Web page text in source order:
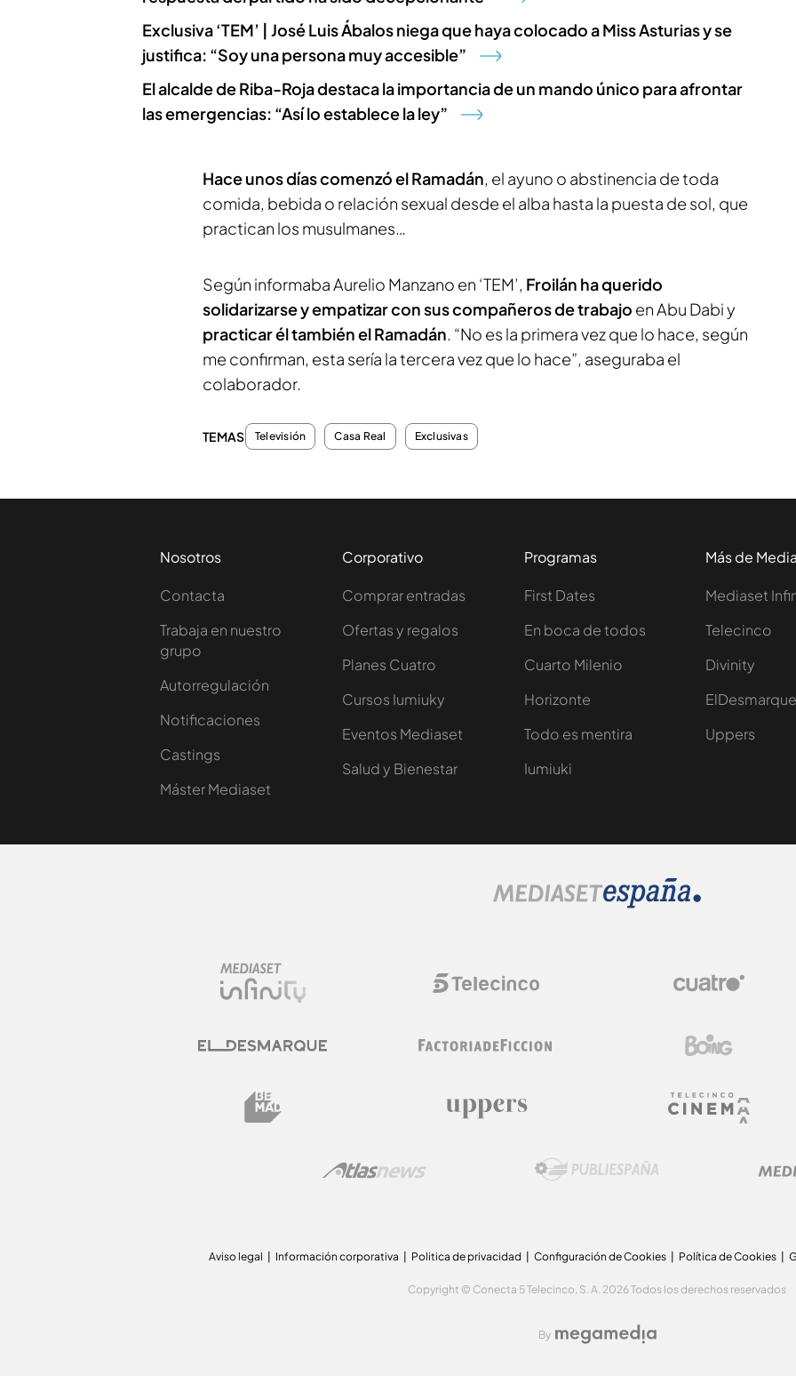
Exclusiva ‘TEM’ | José Luis Ábalos niega que haya colocado a Miss Asturias y se
justifica: “Soy una persona muy accesible”
El alcalde de Riba-Roja destaca la importancia de un mando único para afrontar
las emergencias: “Así lo establece la ley”
Hace unos días comenzó el Ramadán, el ayuno o abstinencia de toda
comida, bebida o relación sexual desde el alba hasta la puesta de sol, que
practican los musulmanes…
Según informaba Aurelio Manzano en ‘TEM’, Froilán ha querido
solidarizarse y empatizar con sus compañeros de trabajo en Abu Dabi y
practicar él también el Ramadán. “No es la primera vez que lo hace, según
me confirman, esta sería la tercera vez que lo hace”, aseguraba el
colaborador.
TEMAS Televisión Casa Real Exclusivas
Nosotros
Contacta
Trabaja en nuestro
grupo
Autorregulación
Notificaciones
Castings
Máster Mediaset
Corporativo
Comprar entradas
Ofertas y regalos
Planes Cuatro
Cursos Iumiuky
Eventos Mediaset
Salud y Bienestar
Programas
First Dates
En boca de todos
Cuarto Milenio
Horizonte
Todo es mentira
Iumiuki
Más de
Mediaset
Telecinco
Divinity
ElDesmarque
Uppers
Aviso legal Información corporativa Politica de privacidad Configuración de Cookies Política de Cookies
Copyright © Conecta 5 Telecinco, S. A. 2026 Todos los derechos reservados
By